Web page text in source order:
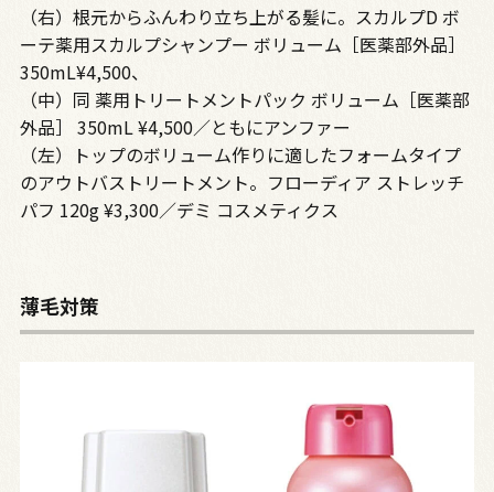
（右）根元からふんわり立ち上がる髪に。スカルプD ボ
ーテ薬用スカルプシャンプー ボリューム［医薬部外品］
350mL¥4,500、
（中）同 薬用トリートメントパック ボリューム［医薬部
外品］ 350mL ¥4,500／ともにアンファー
（左）トップのボリューム作りに適したフォームタイプ
のアウトバストリートメント。フローディア ストレッチ
パフ 120g ¥3,300／デミ コスメティクス
薄毛対策